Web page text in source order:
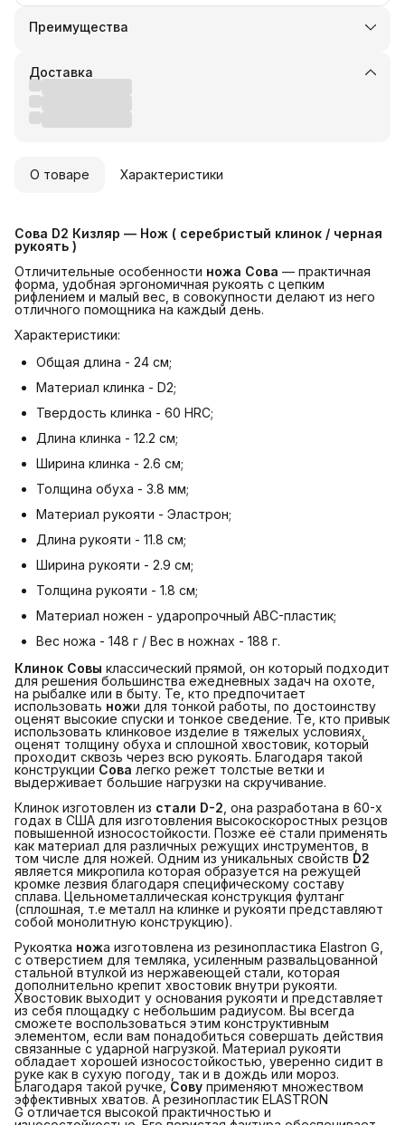
Преимущества
Оплата частями в Сплит
Удобный возврат
Доставка
О товаре Характеристики
Сова D2 Кизляр — Нож ( серебристый клинок / черная
рукоять )
Отличительные особенности ножа Сова — практичная
форма, удобная эргономичная рукоять с цепким
рифлением и малый вес, в совокупности делают из него
отличного помощника на каждый день.
Характеристики:
Общая длина - 24 см;
Материал клинка - D2;
Твердость клинка - 60 HRC;
Длина клинка - 12.2 см;
Ширина клинка - 2.6 см;
Толщина обуха - 3.8 мм;
Материал рукояти - Эластрон;
Длина рукояти - 11.8 см;
Ширина рукояти - 2.9 см;
Толщина рукояти - 1.8 см;
Материал ножен - ударопрочный ABC-пластик;
Вес ножа - 148 г / Вес в ножнах - 188 г.
Клинок Совы классический прямой, он который подходит
для решения большинства ежедневных задач на охоте,
на рыбалке или в быту. Те, кто предпочитает
использовать ножи для тонкой работы, по достоинству
оценят высокие спуски и тонкое сведение. Те, кто привык
использовать клинковое изделие в тяжелых условиях,
оценят толщину обуха и сплошной хвостовик, который
проходит сквозь через всю рукоять. Благодаря такой
конструкции Сова легко режет толстые ветки и
выдерживает большие нагрузки на скручивание.
Клинок изготовлен из стали D-2 , она разработана в 60-х
годах в США для изготовления высокоскоростных резцов
повышенной износостойкости. Позже её стали применять
как материал для различных режущих инструментов, в
том числе для ножей. Одним из уникальных свойств D2
является микропила которая образуется на режущей
кромке лезвия благодаря специфическому составу
сплава. Цельнометаллическая конструкция фултанг
(сплошная, т.е металл на клинке и рукояти представляют
собой монолитную конструкцию).
Рукоятка ножа изготовлена из резинопластика Elastron G,
с отверстием для темляка, усиленным развальцованной
стальной втулкой из нержавеющей стали, которая
дополнительно крепит хвостовик внутри рукояти.
Хвостовик выходит у основания рукояти и представляет
из себя площадку с небольшим радиусом. Вы всегда
сможете воспользоваться этим конструктивным
элементом, если вам понадобиться совершать действия
связанные с ударной нагрузкой. Материал рукояти
обладает хорошей износостойкостью, уверенно сидит в
руке как в сухую погоду, так и в дождь или мороз.
Благодаря такой ручке, Сову применяют множеством
эффективных хватов. А резинопластик ELASTRON
G отличается высокой практичностью и